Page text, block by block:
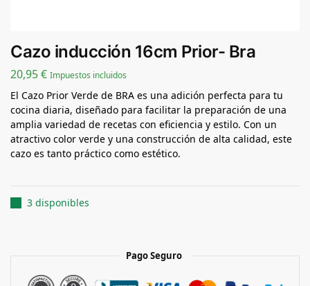
Cazo inducción 16cm Prior- Bra
20,95€ Impuestos incluidos
El Cazo Prior Verde de BRA es una adición perfecta para tu
cocina diaria, diseñado para facilitar la preparación de una
amplia variedad de recetas con eficiencia y estilo. Con un
atractivo color verde y una construcción de alta calidad, este
cazo es tanto práctico como estético.
3 disponibles
Pago Seguro